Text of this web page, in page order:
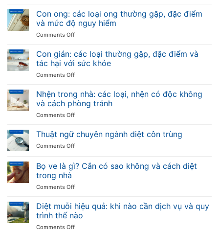
và
kho
hàng
dịch
hại
chuẩn
tại
Việt
muỗi:
vòng
đời,
các
muỗi
truyền
bệnh
phòng
chống
Con ong: các loại ong thường gặp, đặc điểm
và mức độ nguy hiểm
Comments Offon
ong:
các
loại
ong
gặp,
đặc
điểm
độ
nguy
Con gián: các loại thường gặp, đặc điểm và
tác hại với sức khỏe
Comments Offon
gián:
các
loại
thường
đặc
hại
Nhện trong nhà: các loại, nhện có độc không
và cách phòng tránh
Comments Offon
trong
nhà:
các
nhện
cách
phòng
Thuật ngữ chuyên ngành diệt côn trùng
Comments Offon
ngữ
chuyên
diệt
trùng
Bọ ve là gì? Cắn có sao không và cách diệt
trong nhà
Comments Offon
ve
là
gì?
Cắn
Diệt muỗi hiệu quả: khi nào cần dịch vụ và quy
trình thế nào
Comments Offon